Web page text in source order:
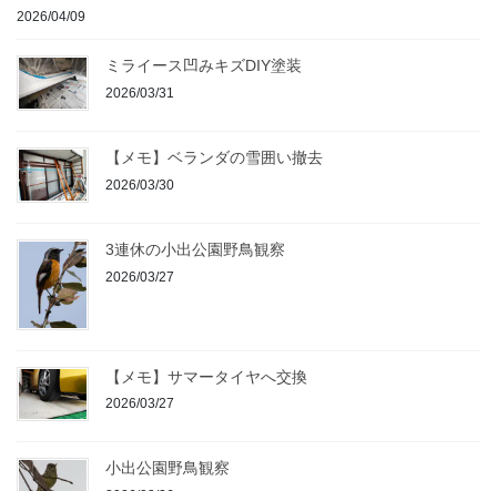
2026/04/09
ミライース凹みキズDIY塗装
2026/03/31
【メモ】ベランダの雪囲い撤去
2026/03/30
3連休の小出公園野鳥観察
2026/03/27
【メモ】サマータイヤへ交換
2026/03/27
小出公園野鳥観察